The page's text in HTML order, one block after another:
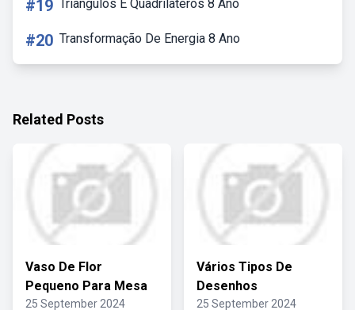
#19 Triangulos E Quadrilateros 8 Ano
#20 Transformação De Energia 8 Ano
Related Posts
Vaso De Flor
Pequeno Para Mesa
25 September 2024
Vários Tipos De
Desenhos
25 September 2024